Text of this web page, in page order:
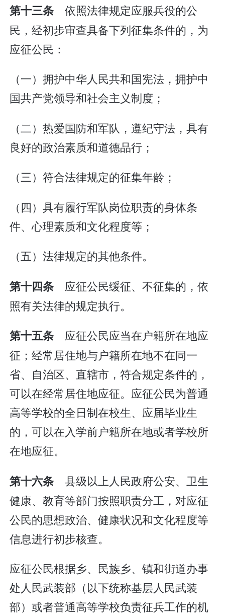
第十三条 依照法律规定应服兵役的公
民，经初步审查具备下列征集条件的，为
应征公民：
（一）拥护中华人民共和国宪法，拥护中
国共产党领导和社会主义制度；
（二）热爱国防和军队，遵纪守法，具有
良好的政治素质和道德品行；
（三）符合法律规定的征集年龄；
（四）具有履行军队岗位职责的身体条
件、心理素质和文化程度等；
（五）法律规定的其他条件。
第十四条 应征公民缓征、不征集的，依
照有关法律的规定执行。
第十五条 应征公民应当在户籍所在地应
征；经常居住地与户籍所在地不在同一
省、自治区、直辖市，符合规定条件的，
可以在经常居住地应征。应征公民为普通
高等学校的全日制在校生、应届毕业生
的，可以在入学前户籍所在地或者学校所
在地应征。
第十六条 县级以上人民政府公安、卫生
健康、教育等部门按照职责分工，对应征
公民的思想政治、健康状况和文化程度等
信息进行初步核查。
应征公民根据乡、民族乡、镇和街道办事
处人民武装部（以下统称基层人民武装
部）或者普通高等学校负责征兵工作的机